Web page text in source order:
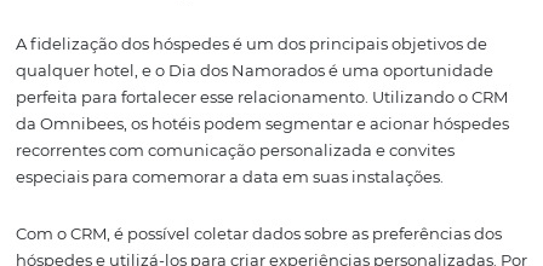
Um aspecto crucial do Channel Manager é a sua
sincronizar informações entre diferentes plataformas,
overbookings e garantindo que a disponibilidade seja
atualizada instantaneamente. Isso é vital para
eficiente das tarifas permite que os hotéis ofereçam